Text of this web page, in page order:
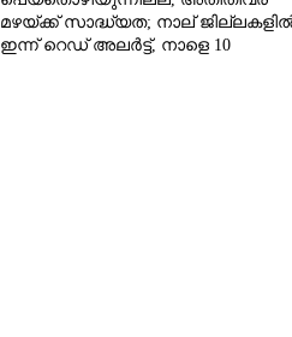
മഴയ്ക്ക് സാദ്ധ്യത;​ നാല്
ഇന്ന് റെഡ് അലർട്ട്,​ നാളെ 10